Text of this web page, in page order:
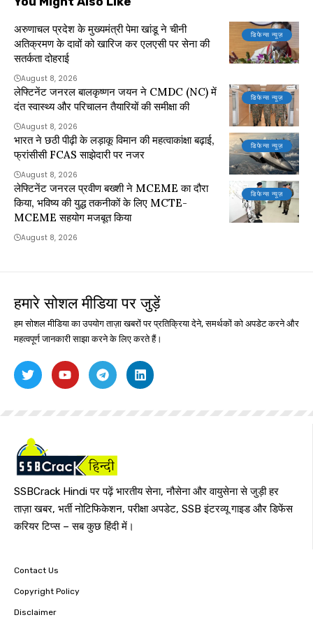
डिफेन्स न्यूज़
अरुणाचल प्रदेश के मुख्यमंत्री पेमा खांडू ने चीनी
अतिक्रमण के दावों को खारिज कर एलएसी पर सेना की
सतर्कता दोहराई
August 8, 2026
डिफेन्स न्यूज़
लेफ्टिनेंट जनरल बालकृष्णन जयन ने CMDC (NC) में
दंत स्वास्थ्य और परिचालन तैयारियों की समीक्षा की
August 8, 2026
डिफेन्स न्यूज़
भारत ने छठी पीढ़ी के लड़ाकू विमान की महत्वाकांक्षा बढ़ाई,
फ्रांसीसी FCAS साझेदारी पर नजर
August 8, 2026
डिफेन्स न्यूज़
लेफ्टिनेंट जनरल प्रवीण बख्शी ने MCEME का दौरा
किया, भविष्य की युद्ध तकनीकों के लिए MCTE-
MCEME सहयोग मजबूत किया
August 8, 2026
हमारे सोशल मीडिया पर जुड़ें
हम सोशल मीडिया का उपयोग ताज़ा खबरों पर प्रतिक्रिया देने, समर्थकों को अपडेट करने और
महत्वपूर्ण जानकारी साझा करने के लिए करते हैं।
SSBCrack Hindi पर पढ़ें भारतीय सेना, नौसेना और वायुसेना से जुड़ी हर
ताज़ा खबर, भर्ती नोटिफिकेशन, परीक्षा अपडेट, SSB इंटरव्यू गाइड और डिफेंस
करियर टिप्स – सब कुछ हिंदी में।
Contact Us
Copyright Policy
Disclaimer